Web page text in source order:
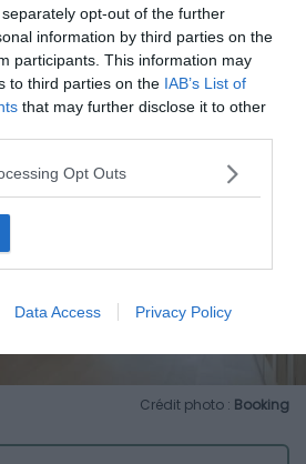
opt-out of the further
information by third parties on the
participants. This information may
to third parties on the IAB’s List of
that may further disclose it to other
Opt Outs
Data Access Privacy Policy
cet hôtel
Crédit photo : Booking